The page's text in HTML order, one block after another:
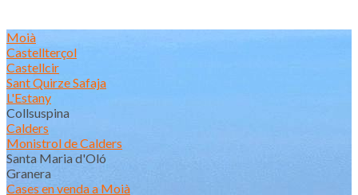
Moià
Castellterçol
Castellcir
Sant Quirze Safaja
L'Estany
Collsuspina
Calders
Monistrol de Calders
Santa Maria d'Oló
Granera
Cases en venda a Moià